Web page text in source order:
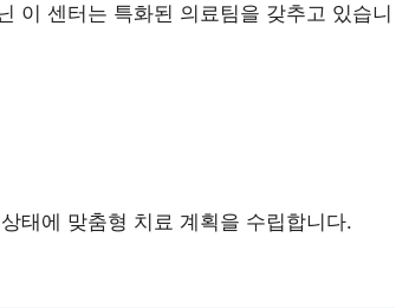
이 센터는 특화된 의료팀을 갖추고 있습니
태에 맞춤형 치료 계획을 수립합니다.